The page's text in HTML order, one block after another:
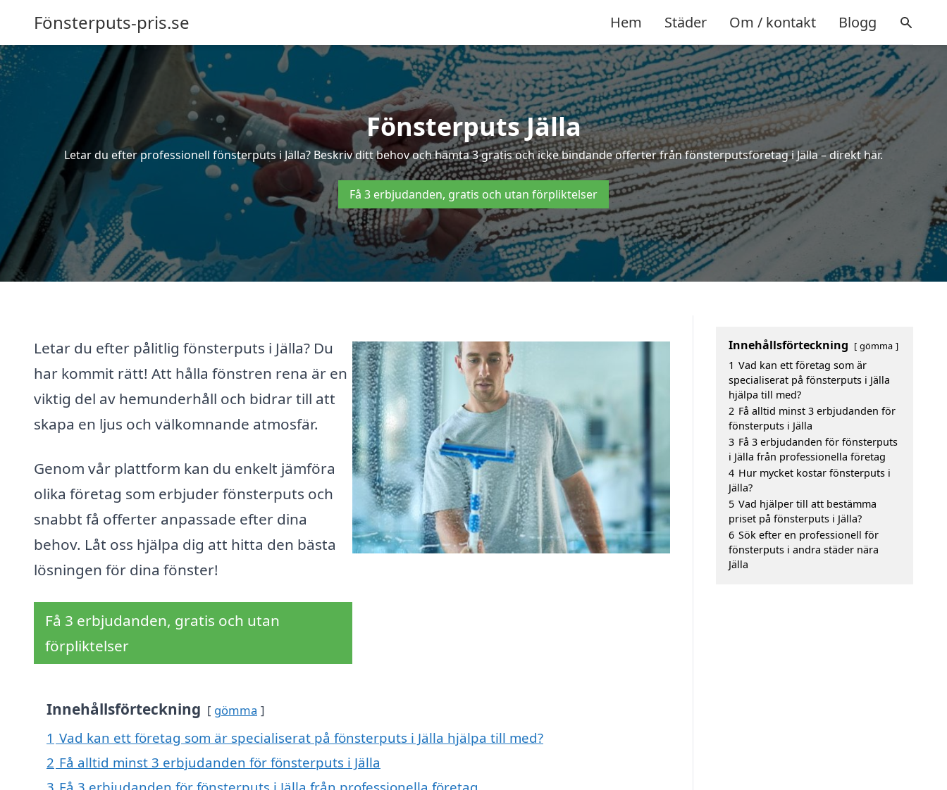
Fönsterputs-pris.se Hem Städer Om / kontakt Blogg
Fönsterputs Jälla
Letar du efter professionell fönsterputs i Jälla? Beskriv ditt behov och hämta 3 gratis och icke bindande offerter från fönsterputsföretag i Jälla – direkt här.
Få 3 erbjudanden, gratis och utan förpliktelser
Letar du efter pålitlig fönsterputs i Jälla? Du
har kommit rätt! Att hålla fönstren rena är en
viktig del av hemunderhåll och bidrar till att
skapa en ljus och välkomnande atmosfär.
Genom vår plattform kan du enkelt jämföra
olika företag som erbjuder fönsterputs och
snabbt få offerter anpassade efter dina
behov. Låt oss hjälpa dig att hitta den bästa
lösningen för dina fönster!
Få 3 erbjudanden, gratis och utan
förpliktelser
Innehållsförteckning gömma
1 Vad kan ett företag som är specialiserat på fönsterputs i Jälla hjälpa till med?
2 Få alltid minst 3 erbjudanden för fönsterputs i Jälla
Innehållsförteckning gömma
1 Vad kan ett företag som är
specialiserat på fönsterputs i Jälla
hjälpa till med?
2 Få alltid minst 3 erbjudanden för
fönsterputs i Jälla
3 Få 3 erbjudanden för fönsterputs
i Jälla från professionella företag
4 Hur mycket kostar fönsterputs i
Jälla?
5 Vad hjälper till att bestämma
priset på fönsterputs i Jälla?
6 Sök efter en professionell för
fönsterputs i andra städer nära
Jälla